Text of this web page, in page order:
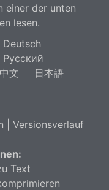
einer der unten
lesen.
Deutsch
Русский
文 日本語
Versionsverlauf
Text